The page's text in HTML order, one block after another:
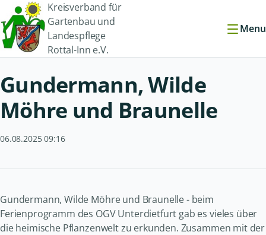
Kreisverband für
Gartenbau und
Landespflege
Rottal-Inn e.V.
Menu
Gundermann, Wilde
Möhre und Braunelle
06.08.2025 09:16
Gundermann, Wilde Möhre und Braunelle - beim
Ferienprogramm des OGV Unterdietfurt gab es vieles über
die heimische Pflanzenwelt zu erkunden. Zusammen mit der